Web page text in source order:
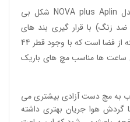
طراحی قاب ساعت های مچی مدل NOVA plus Aplin شکل بی
ضد زنگ) با قرار گیری بند های
ساعت زیر صفحه برای استفاده بهینه از فضا است که با وجود قطر 44
ساعت ها مناسب مچ های باریک
به مچ دست آزادی بیشتری می
گردش هوا جریان بهتری داشته